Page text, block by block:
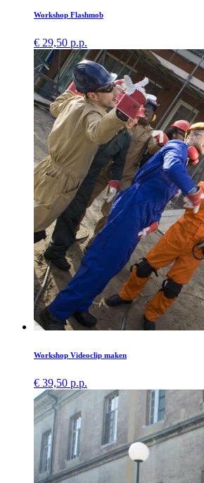
Workshop Flashmob
€ 29,50 p.p.
Workshop Videoclip maken
€ 39,50 p.p.